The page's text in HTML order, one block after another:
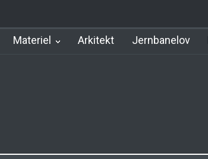
Materiel Arkitekt Jernbanelov